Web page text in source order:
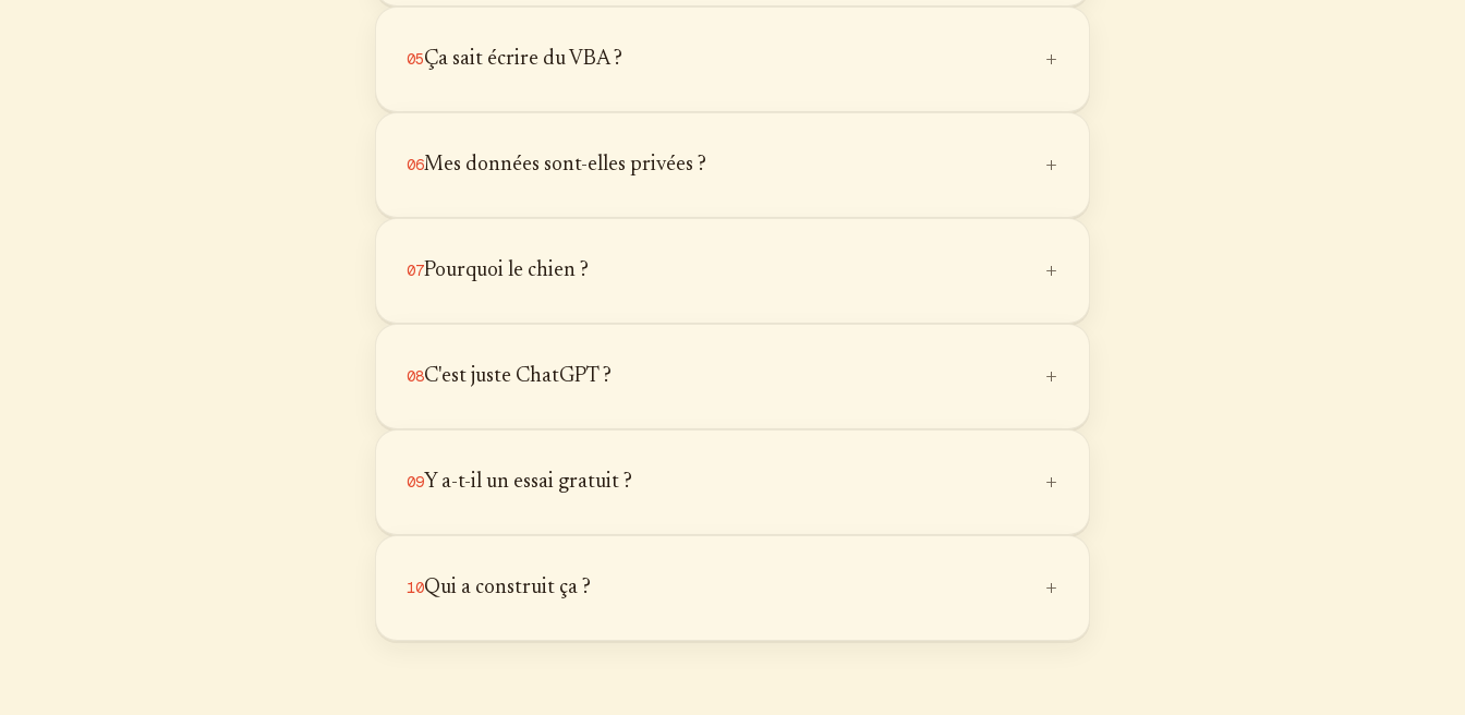
05Ça sait écrire du VBA ? +
06Mes données sont-elles privées ? +
07Pourquoi le chien ? +
08C'est juste ChatGPT ? +
09Y a-t-il un essai gratuit ? +
10Qui a construit ça ? +